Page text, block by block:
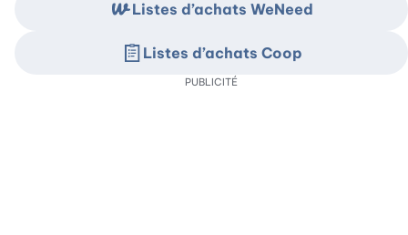
Listes d’achats WeNeed
Listes d’achats Coop
PUBLICITÉ